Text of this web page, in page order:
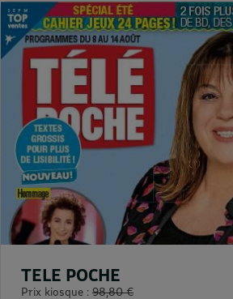
TELE POCHE
Prix kiosque : 98,80 €